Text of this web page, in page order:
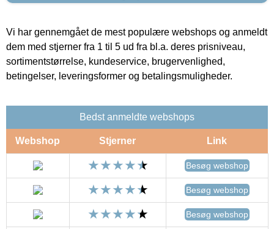
Vi har gennemgået de mest populære webshops og anmeldt
dem med stjerner fra 1 til 5 ud fra bl.a. deres prisniveau,
sortimentstørrelse, kundeservice, brugervenlighed,
betingelser, leveringsformer og betalingsmuligheder.
Bedst anmeldte webshops
Webshop Stjerner Link
Besøg webshop
Besøg webshop
Besøg webshop